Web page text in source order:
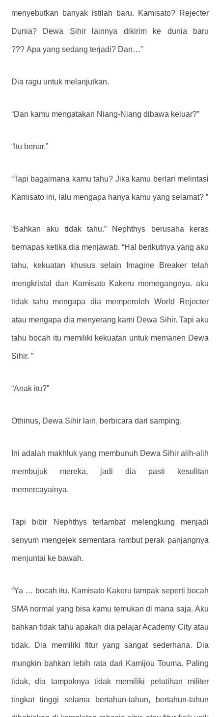
menyebutkan banyak istilah baru. Kamisato? Rejecter
Dunia? Dewa Sihir lainnya dikirim ke dunia baru
??? Apa yang sedang terjadi? Dan…”
Dia ragu untuk melanjutkan.
“Dan kamu mengatakan Niang-Niang dibawa keluar?”
“Itu benar.”
“Tapi bagaimana kamu tahu? Jika kamu berlari melintasi
Kamisato ini, lalu mengapa hanya kamu yang selamat? ”
“Bahkan aku tidak tahu.” Nephthys berusaha keras
bernapas ketika dia menjawab. “Hal berikutnya yang aku
tahu, kekuatan khusus selain Imagine Breaker telah
mengkristal dan Kamisato Kakeru memegangnya. aku
tidak tahu mengapa dia memperoleh World Rejecter
atau mengapa dia menyerang kami Dewa Sihir. Tapi aku
tahu bocah itu memiliki kekuatan untuk memanen Dewa
Sihir. ”
“Anak itu?”
Othinus, Dewa Sihir lain, berbicara dari samping.
Ini adalah makhluk yang membunuh Dewa Sihir alih-alih
membujuk mereka, jadi dia pasti kesulitan
memercayainya.
Tapi bibir Nephthys terlambat melengkung menjadi
senyum mengejek sementara rambut perak panjangnya
menjuntai ke bawah.
“Ya … bocah itu. Kamisato Kakeru tampak seperti bocah
SMA normal yang bisa kamu temukan di mana saja. Aku
bahkan tidak tahu apakah dia pelajar Academy City atau
tidak. Dia memiliki fitur yang sangat sederhana. Dia
mungkin bahkan lebih rata dari Kamijou Touma. Paling
tidak, dia tampaknya tidak memiliki pelatihan militer
tingkat tinggi selama bertahun-tahun, bertahun-tahun